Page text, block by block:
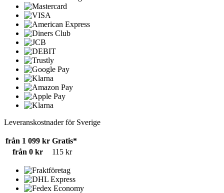
Leveranskostnader för Sverige
från 1 099 kr Gratis*
från 0 kr
115 kr